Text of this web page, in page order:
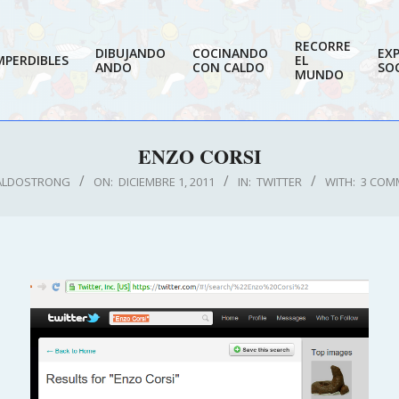
DIBUJANDO
ANDO
COCINANDO
CON CALDO
RECORRE
EL
MUNDO
ENZO CORSI
ON: DICIEMBRE 1, 2011 IN: TWITTER WITH: 3